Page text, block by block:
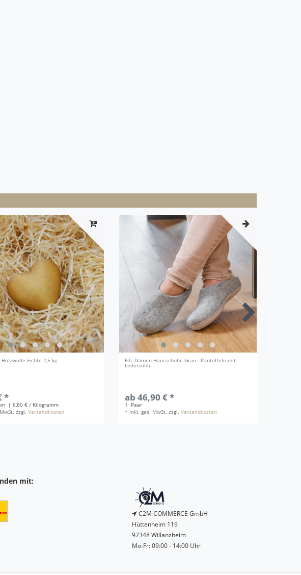
Holzwolle Fichte 2,5 kg
*
| 6,80 € / Kilogramm
zzgl.Versandkosten
Filz Damen Hausschuhe Grau - Pantoffeln mit
Ledersohle
ab 46,90 € *
1
Paar
* inkl. ges. MwSt. zzgl.Versandkosten
mit:
C2M COMMERCE GmbH
Hüttenheim 119
97348 Willanzheim
Mo-Fr: 09:00 - 14:00 Uhr